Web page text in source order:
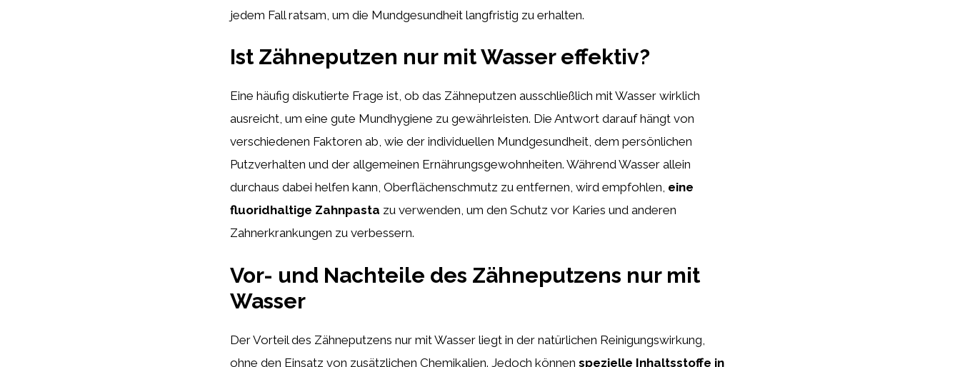
jedem Fall ratsam, um die Mundgesundheit langfristig zu erhalten.
Ist Zähneputzen nur mit Wasser effektiv?
Eine häufig diskutierte Frage ist, ob das Zähneputzen ausschließlich mit Wasser wirklich
ausreicht, um eine gute Mundhygiene zu gewährleisten. Die Antwort darauf hängt von
verschiedenen Faktoren ab, wie der individuellen Mundgesundheit, dem persönlichen
Putzverhalten und der allgemeinen Ernährungsgewohnheiten. Während Wasser allein
durchaus dabei helfen kann, Oberflächenschmutz zu entfernen, wird empfohlen, eine
fluoridhaltige Zahnpasta zu verwenden, um den Schutz vor Karies und anderen
Zahnerkrankungen zu verbessern.
Vor- und Nachteile des Zähneputzens nur mit
Wasser
Der Vorteil des Zähneputzens nur mit Wasser liegt in der natürlichen Reinigungswirkung,
ohne den Einsatz von zusätzlichen Chemikalien. Jedoch können spezielle Inhaltsstoffe in